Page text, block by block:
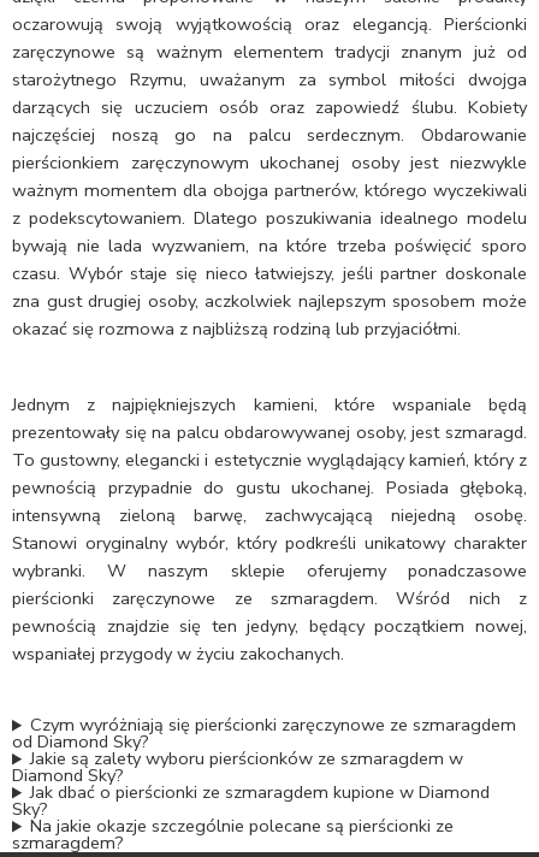
oczarowują swoją wyjątkowością oraz elegancją. Pierścionki
zaręczynowe są ważnym elementem tradycji znanym już od
starożytnego Rzymu, uważanym za symbol miłości dwojga
darzących się uczuciem osób oraz zapowiedź ślubu. Kobiety
najczęściej noszą go na palcu serdecznym. Obdarowanie
pierścionkiem zaręczynowym ukochanej osoby jest niezwykle
ważnym momentem dla obojga partnerów, którego wyczekiwali
z podekscytowaniem. Dlatego poszukiwania idealnego modelu
bywają nie lada wyzwaniem, na które trzeba poświęcić sporo
czasu. Wybór staje się nieco łatwiejszy, jeśli partner doskonale
zna gust drugiej osoby, aczkolwiek najlepszym sposobem może
okazać się rozmowa z najbliższą rodziną lub przyjaciółmi.
Jednym z najpiękniejszych kamieni, które wspaniale będą
prezentowały się na palcu obdarowywanej osoby, jest szmaragd.
To gustowny, elegancki i estetycznie wyglądający kamień, który z
pewnością przypadnie do gustu ukochanej. Posiada głęboką,
intensywną zieloną barwę, zachwycającą niejedną osobę.
Stanowi oryginalny wybór, który podkreśli unikatowy charakter
wybranki. W naszym sklepie oferujemy ponadczasowe
pierścionki zaręczynowe ze szmaragdem. Wśród nich z
pewnością znajdzie się ten jedyny, będący początkiem nowej,
wspaniałej przygody w życiu zakochanych.
Czym wyróżniają się pierścionki zaręczynowe ze szmaragdem
od Diamond Sky?
Jakie są zalety wyboru pierścionków ze szmaragdem w
Diamond Sky?
Jak dbać o pierścionki ze szmaragdem kupione w Diamond
Sky?
Na jakie okazje szczególnie polecane są pierścionki ze
szmaragdem?